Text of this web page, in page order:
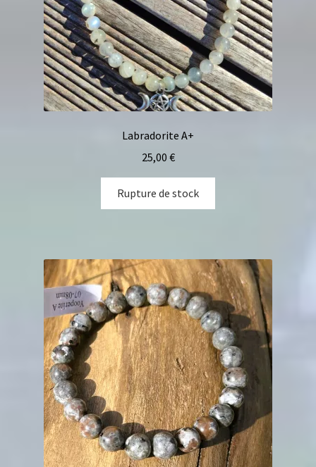
Labradorite A+
25,00 €
Rupture de stock